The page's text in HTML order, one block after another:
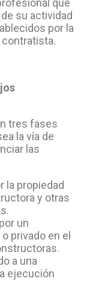
que
su actividad
por la
tres fases
la vía de
las
la propiedad
y otras
un
privado en el
a una
ejecución